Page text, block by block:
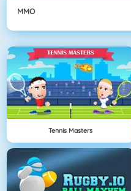
MMO
Tennis Masters